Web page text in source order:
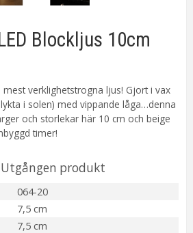
Blockljus 10cm
mest verklighetstrogna ljus! Gjort i vax
i solen) med vippande låga…denna
och storlekar här 10 cm och beige
timer!
Utgången produkt
064-20
7,5 cm
7,5 cm